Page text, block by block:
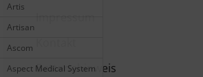
Artis
Artisan
Ascom
Aspect Medical System
Batteriehinweis